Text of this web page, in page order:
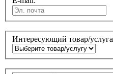
Интересующий товар/услуга